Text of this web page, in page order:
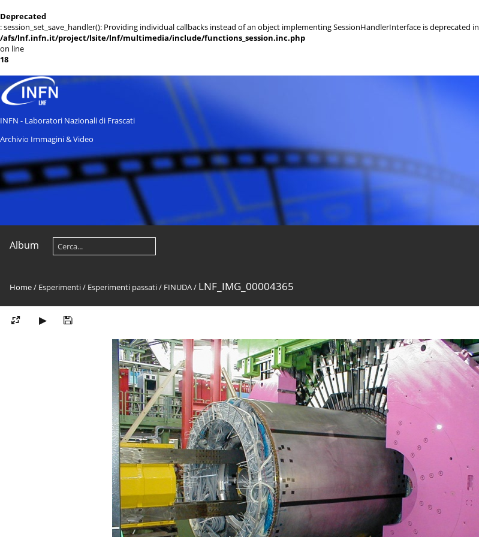
Deprecated
: session_set_save_handler(): Providing individual callbacks instead of an object implementing SessionHandlerInterface is deprecated in
/afs/lnf.infn.it/project/lsite/lnf/multimedia/include/functions_session.inc.php
on line
18
INFN - Laboratori Nazionali di Frascati
Archivio Immagini & Video
Album
Home/ Esperimenti/ Esperimenti passati/ FINUDA/ LNF_IMG_00004365